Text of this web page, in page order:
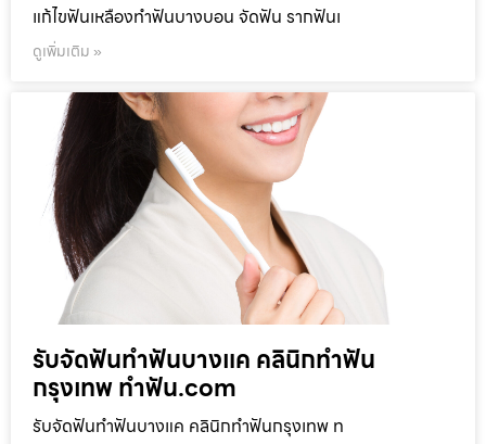
แก้ไขฟันเหลืองทำฟันบางบอน จัดฟัน รากฟันเ
ดูเพิ่มเติม »
รับจัดฟันทำฟันบางแค คลินิกทำฟัน
กรุงเทพ ทำฟัน.com
รับจัดฟันทำฟันบางแค คลินิกทำฟันกรุงเทพ ท